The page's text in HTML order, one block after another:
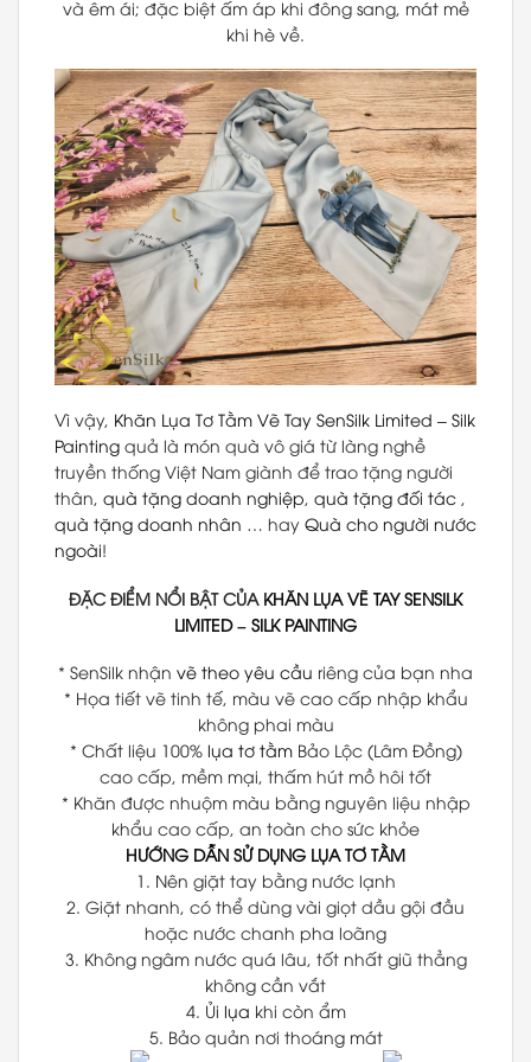
và êm ái; đặc biệt ấm áp khi đông sang, mát mẻ
khi hè về.
Vì vậy, Khăn Lụa Tơ Tằm Vẽ Tay SenSilk Limited – Silk
Painting quả là món quà vô giá từ làng nghề
truyền thống Việt Nam giành để trao tặng người
thân, quà tặng doanh nghiệp, quà tặng đối tác ,
quà tặng doanh nhân … hay Quà cho người nước
ngoài!
ĐẶC ĐIỂM NỔI BẬT CỦA KHĂN LỤA VẼ TAY SENSILK
LIMITED– SILK PAINTING
* SenSilk nhận vẽ theo yêu cầu riêng của bạn nha
* Họa tiết vẽ tinh tế, màu vẽ cao cấp nhập khẩu
không phai màu
* Chất liệu 100% lụa tơ tằmBảo Lộc (Lâm Đồng)
cao cấp, mềm mại, thấm hút mồ hôi tốt
* Khăn được nhuộm màu bằng nguyên liệu nhập
khẩu cao cấp, an toàn cho sức khỏe
HƯỚNG DẪN SỬ DỤNG LỤA TƠ TẰM
1. Nên giặt tay bằng nước lạnh
2. Giặt nhanh, có thể dùng vài giọt dầu gội đầu
hoặc nước chanh pha loãng
3. Không ngâm nước quá lâu, tốt nhất giũ thẳng
không cần vắt
4. Ủi lụa khi còn ẩm
5. Bảo quản nơi thoáng mát